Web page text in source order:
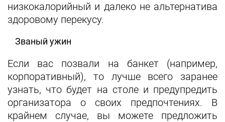
низкокалорийный и далеко не альтернатива
здоровому перекусу.
Званый ужин
Если вас позвали на банкет (например,
корпоративный), то лучше всего заранее
узнать, что будет на столе и предупредить
организатора о своих предпочтениях. В
крайнем случае, вы можете предложить